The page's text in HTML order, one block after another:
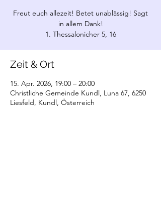
Freut euch allezeit! Betet unablässig! Sagt
in allem Dank!
1. Thessalonicher 5, 16
Zeit & Ort
15. Apr. 2026, 19:00 – 20:00
Christliche Gemeinde Kundl, Luna 67, 6250
Liesfeld, Kundl, Österreich